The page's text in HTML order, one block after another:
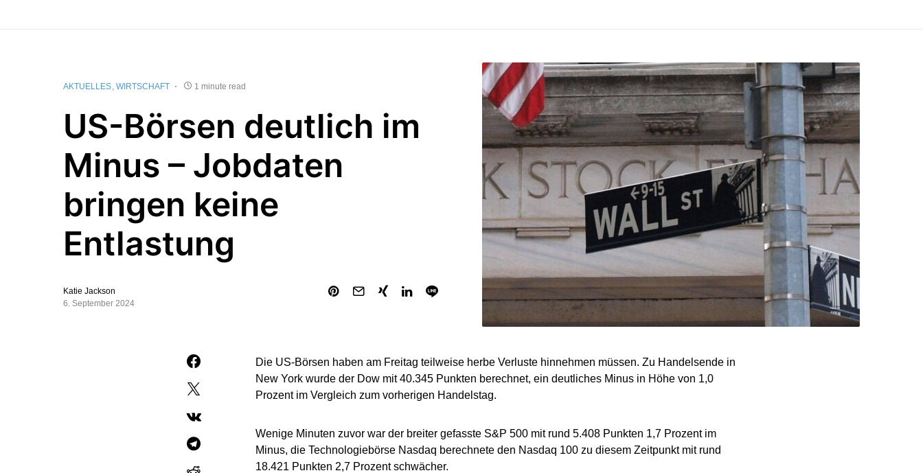
AKTUELLES WIRTSCHAFT 1 minute read
US-Börsen deutlich im
Minus – Jobdaten
bringen keine
Entlastung
Katie Jackson
6. September 2024
Die US-Börsen haben am Freitag teilweise herbe Verluste hinnehmen müssen. Zu Handelsende in
New York wurde der Dow mit 40.345 Punkten berechnet, ein deutliches Minus in Höhe von 1,0
Prozent im Vergleich zum vorherigen Handelstag.
Wenige Minuten zuvor war der breiter gefasste S&P 500 mit rund 5.408 Punkten 1,7 Prozent im
Minus, die Technologiebörse Nasdaq berechnete den Nasdaq 100 zu diesem Zeitpunkt mit rund
18.421 Punkten 2,7 Prozent schwächer.